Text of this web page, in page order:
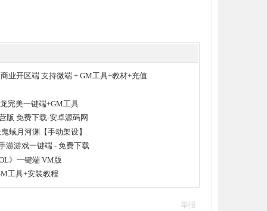
业开区端 支持微端 + GM工具+教材+充值
完美一键端+GM工具
版 免费下载-安卓源码网
蜮月河渊【手动架设】
游游戏一键端 - 免费下载
》一键端 VM版
工具+安装教程
举报